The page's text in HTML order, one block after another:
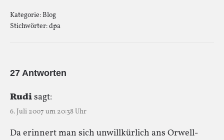
Kategorie:Blog
Stichwörter:dpa
27 Antworten
Rudisagt:
6. Juli 2007 um 20:38 Uhr
Da erinnert man sich unwillkürlich ans Orwell-